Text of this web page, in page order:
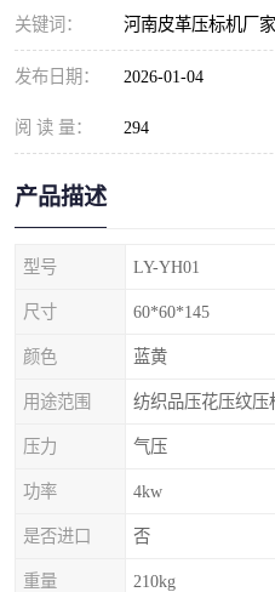
关键词： 河南皮革压标机厂家
发布日期： 2026-01-04
阅 读 量： 294
产品描述
型号 LY-YH01
尺寸 60*60*145
颜色 蓝黄
用途范围 纺织品压花压纹压
压力 气压
功率 4kw
是否进口 否
重量 210kg